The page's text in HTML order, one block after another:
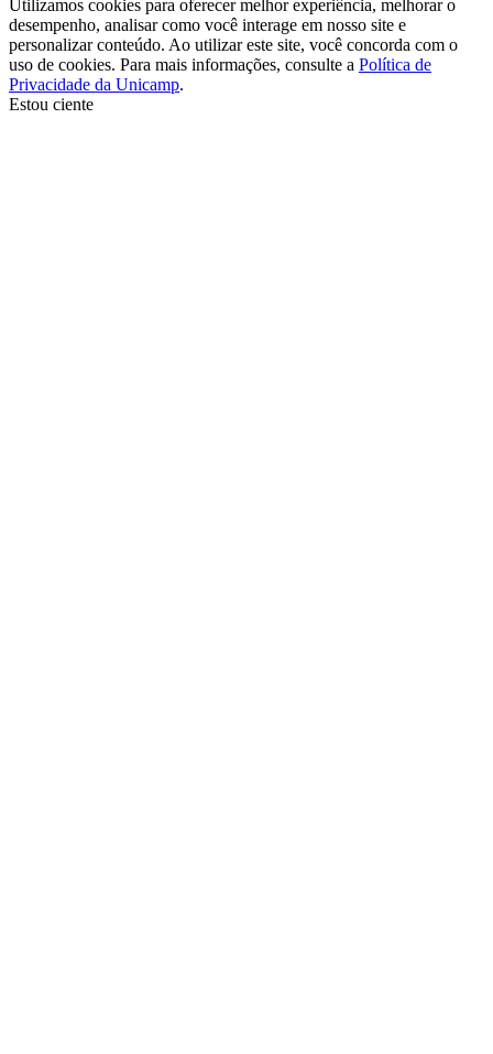
Utilizamos cookies para oferecer melhor experiência, melhorar o
desempenho, analisar como você interage em nosso site e
personalizar conteúdo. Ao utilizar este site, você concorda com o
uso de cookies. Para mais informações, consulte a Política de
Privacidade da Unicamp.
Estou ciente